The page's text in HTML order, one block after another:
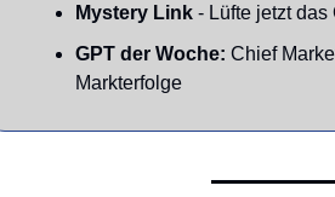
Mystery Link - Lüfte jetzt das
GPT der Woche: Chief
Markterfolge